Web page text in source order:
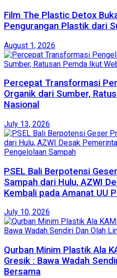
Film The Plastic Detox
Pengurangan Plastik dari
August 1, 2026
Percepat Transformasi
Organik dari Sumber,
Nasional
July 13, 2026
PSEL Bali Berpotensi
Sampah dari Hulu, AZWI
Kembali pada Amanat UU
July 10, 2026
Qurban Minim Plastik Ala
Gresik : Bawa Wadah
Bersama